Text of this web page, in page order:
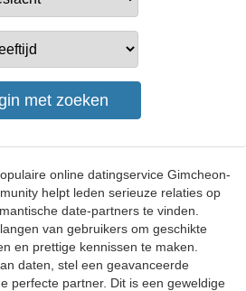
online datingservice Gimcheon-
helpt leden serieuze relaties op
date-partners te vinden.
van gebruikers om geschikte
en prettige kennissen te maken.
daten, stel een geavanceerde
perfecte partner. Dit is een geweldige